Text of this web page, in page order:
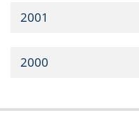
2001
2000